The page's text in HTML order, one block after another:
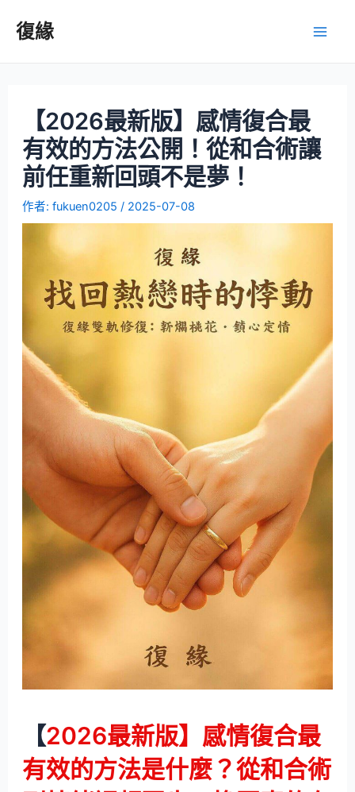
復緣
【2026最新版】感情復合最
有效的方法公開！從和合術讓
前任重新回頭不是夢！
作者:fukuen0205 / 2025-07-08
【2026最新版】感情復合最
有效的方法是什麼？從和合術